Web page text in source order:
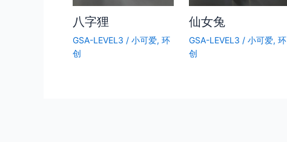
八字狸
GSA-LEVEL3 / 小可爱, 环
创
仙女兔
GSA-LEVEL3 /小可爱,环
创